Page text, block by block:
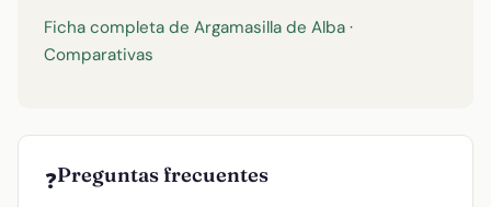
Ficha completa de Argamasilla de Alba ·
Comparativas
❓Preguntas frecuentes